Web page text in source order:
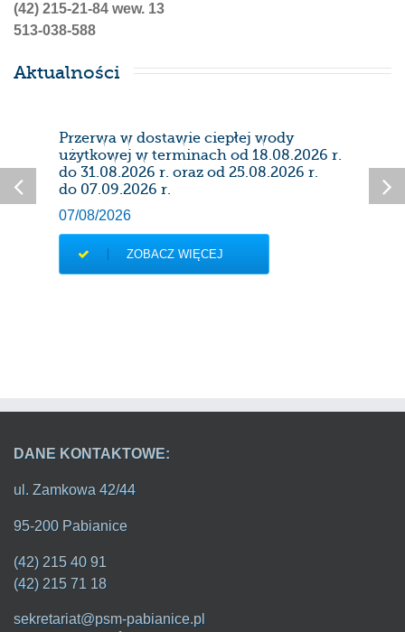
(42) 215-21-84 wew. 13
513-038-588
Aktualności
Przerwa w dostawie ciepłej wody
użytkowej w terminach od 18.08.2026 r.
do 31.08.2026 r. oraz od 25.08.2026 r.
do 07.09.2026 r.
07/08/2026
ZOBACZ WIĘCEJ
DANE KONTAKTOWE:
ul. Zamkowa 42/44
95-200 Pabianice
(42) 215 40 91
(42) 215 71 18
sekretariat@psm-pabianice.pl